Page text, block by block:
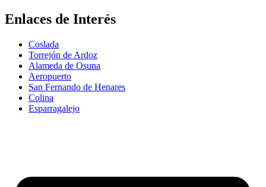
Enlaces de Interés
Coslada
Torrejón de Ardoz
Alameda de Osuna
Aeropuerto
San Fernando de Henares
Colina
Esparragalejo